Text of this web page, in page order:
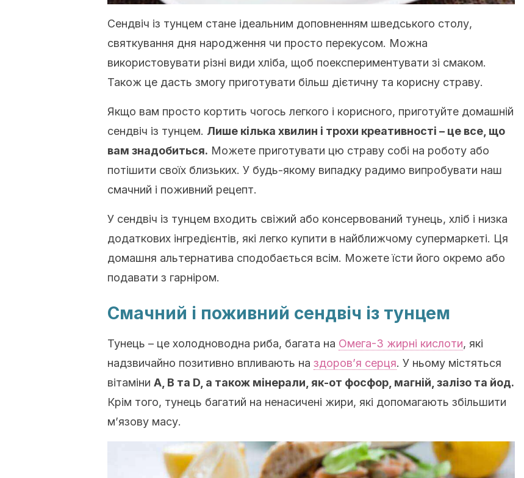
Сендвіч із тунцем стане ідеальним доповненням шведського столу,
святкування дня народження чи просто перекусом. Можна
використовувати різні види хліба, щоб поекспериментувати зі смаком.
Також це дасть змогу приготувати більш дієтичну та корисну страву.
Якщо вам просто кортить чогось легкого і корисного, приготуйте домашній
сендвіч із тунцем. Лише кілька хвилин і трохи креативності – це все, що
вам знадобиться. Можете приготувати цю страву собі на роботу або
потішити своїх близьких. У будь-якому випадку радимо випробувати наш
смачний і поживний рецепт.
У сендвіч із тунцем входить свіжий або консервований тунець, хліб і низка
додаткових інгредієнтів, які легко купити в найближчому супермаркеті. Ця
домашня альтернатива сподобається всім. Можете їсти його окремо або
подавати з гарніром.
Смачний і поживний сендвіч із тунцем
Тунець – це холодноводна риба, багата на Омега-3 жирні кислоти, які
надзвичайно позитивно впливають на здоров’я серця. У ньому містяться
вітаміни A, B та D, а також мінерали, як-от фосфор, магній, залізо та йод.
Крім того, тунець багатий на ненасичені жири, які допомагають збільшити
м’язову масу.